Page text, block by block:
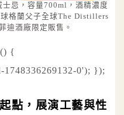
忌，容量700ml，酒精濃度
格蘭父子全球The Distillers
迪酒廠限定販售。
{
1748336269132-0'); });
點，展演工藝與性